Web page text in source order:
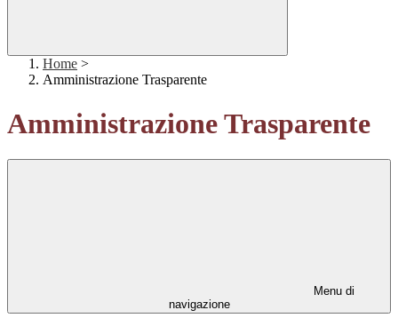
Home >
Amministrazione Trasparente
Amministrazione Trasparente
Menu di
navigazione